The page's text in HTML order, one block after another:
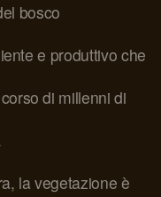
bosco
e produttivo che
di millenni di
la vegetazione è